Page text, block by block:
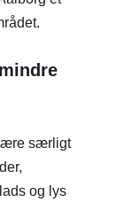
særligt
og lys